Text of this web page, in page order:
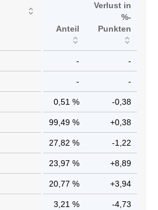
Anteil
Verlust in
%-
Punkten
- -
- -
0,51 % -0,38
99,49 % +0,38
27,82 % -1,22
23,97 % +8,89
20,77 % +3,94
3,21 % -4,73